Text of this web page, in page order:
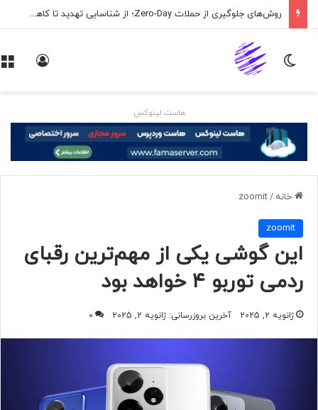
روش‌های جلوگیری از حملات Zero-Day؛ از شناسایی تهدید تا کاهش ریسک
تغییر پوسته
هاست لینوکس
خانه /
zoomit
zoomit
این گوشی یکی از مهم‌ترین رقبای
ردمی توربو ۴ خواهد بود
ژانویه 2, 2025 آخرین بروزرسانی: ژانویه 2, 2025 0